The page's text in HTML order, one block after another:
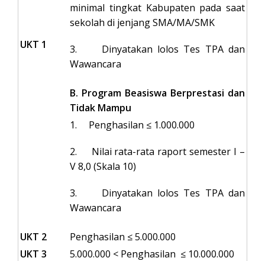
UKT 1
minimal tingkat Kabupaten pada saat
sekolah di jenjang SMA/MA/SMK
3. Dinyatakan lolos Tes TPA dan
Wawancara
B. Program Beasiswa Berprestasi dan
Tidak Mampu
1. Penghasilan ≤ 1.000.000
2. Nilai rata-rata raport semester I –
V 8,0 (Skala 10)
3. Dinyatakan lolos Tes TPA dan
Wawancara
UKT 2
Penghasilan ≤ 5.000.000
UKT 3
5.000.000 < Penghasilan ≤ 10.000.000